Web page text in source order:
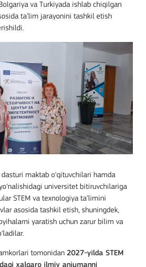
va Turkiyada ishlab chiqilgan
ta’lim jarayonini tashkil etish
maktab o‘qituvchilari hamda
universitet bitiruvchilariga
STEM va texnologiya ta’limini
asosida tashkil etish, shuningdek,
yaratish uchun zarur bilim va
tomonidan 2027-yilda STEM
xalqaro ilmiy anjumanni